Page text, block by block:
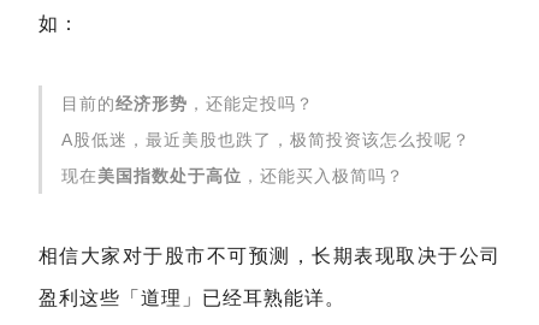
如：
目前的经济形势 ，还能定投吗？
A股低迷，最近美股也跌了，极简投资该怎么投呢？
现在美国指数处于高位 ，还能买入极简吗？
相信大家对于股市不可预测，长期表现取决于公司
盈利这些「道理」已经耳熟能详。